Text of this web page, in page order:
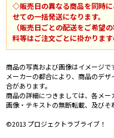
◇販売日の異なる商品を同時
せての一括発送になります。
（販売日ごとの配送をご希望
料等はご注文ごとに掛かります
商品の写真および画像はイメージで
メーカーの都合により、商品のデ
合があります。
商品の詳細につきましては、各メー
画像・テキストの無断転載、及びそ
©2013 プロジェクトラブライブ！